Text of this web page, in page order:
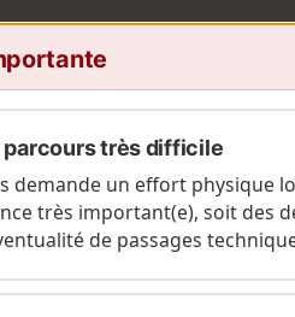
très difficile
demande un effort physique
très important(e), soit des
de passages